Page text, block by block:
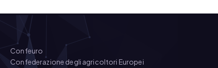
Confeuro
Confederazione degli agricoltori Europei